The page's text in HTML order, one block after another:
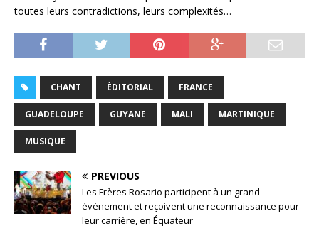
toutes leurs contradictions, leurs complexités…
CHANT ÉDITORIAL FRANCE
GUADELOUPE GUYANE MALI MARTINIQUE
MUSIQUE
PREVIOUS
Les Frères Rosario participent à un grand
événement et reçoivent une reconnaissance pour
leur carrière, en Équateur